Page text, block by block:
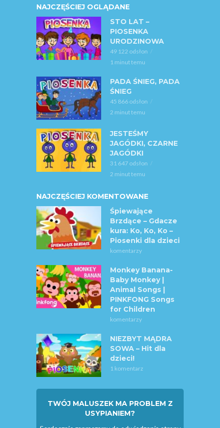
NAJCZĘŚCIEJ OGLĄDANE
STO LAT –
PIOSENKA
URODZINOWA
49 122 odsłon
1 minut temu
PADA ŚNIEG, PADA
ŚNIEG
45 866 odsłon
2 minut temu
JESTEŚMY
JAGÓDKI, CZARNE
JAGÓDKI
31 647 odsłon
2 minut temu
NAJCZĘŚCIEJ KOMENTOWANE
Śpiewające
Brzdące – Gdacze
kura: Ko, Ko, Ko –
Piosenki dla dzieci
komentarzy
Monkey Banana-
Baby Monkey |
Animal Songs |
PINKFONG Songs
for Children
komentarzy
NIEZBYT MĄDRA
SOWA – Hit dla
dzieci!
1 komentarz
TWÓJ MALUSZEK MA PROBLEM Z
USYPIANIEM?